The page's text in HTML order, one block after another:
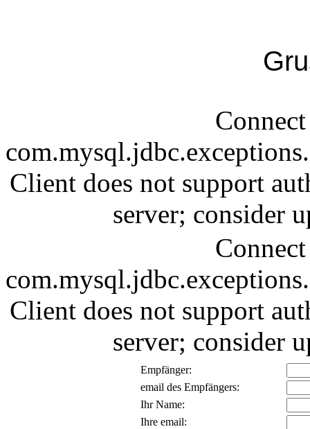
Client does not support
server; consider
Client does not support
server; consider
Empfänger:
email des Empfängers:
Ihr Name:
Ihre email: